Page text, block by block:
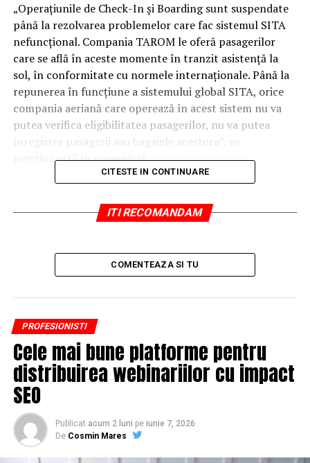
„Operaţiunile de Check-In şi Boarding sunt suspendate
până la rezolvarea problemelor care fac sistemul SITA
nefuncţional. Compania TAROM le oferă pasagerilor
care se află în aceste momente în tranzit asistenţă la
sol, în conformitate cu normele internaţionale. Până la
repunerea în funcţiune a sistemului global SITA, orice
compania aeriană care operează în acest sistem nu va
putea verifica eligibilitatea pasagerilor, nu va putea
înregistra pasagerii sau bagajele acestora”, se
menţionează în comunicat.
Nu mă tem de nicio suspendare
CITESTE IN CONTINUARE
ITI RECOMANDAM
COMENTEAZA SI TU
PROFESIONISTI
Cele mai bune platforme pentru
distribuirea webinariilor cu impact
SEO
Publicat acum 2 luni pe iunie 7, 2026
De Cosmin Mares